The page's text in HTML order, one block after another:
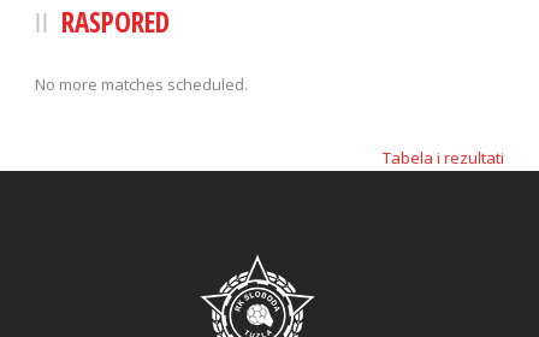
RASPORED
No more matches scheduled.
Tabela i rezultati